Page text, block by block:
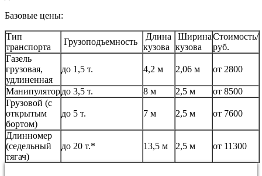
Базовые цены:
Тип
транспорта
Грузоподъемность
Длина
кузова
Ширина
кузова
Стоимость/
руб.
Газель
грузовая,
удлиненная
до 1,5 т. 4,2 м 2,06 м от 2800
Манипулятордо 3,5 т. 8 м 2,5 м
от 8500
Грузовой (с
открытым
бортом)
до 5 т. 7 м 2,5 м от 7600
Длинномер
(седельный
тягач)
до 20 т.* 13,5 м 2,5 м от 11300